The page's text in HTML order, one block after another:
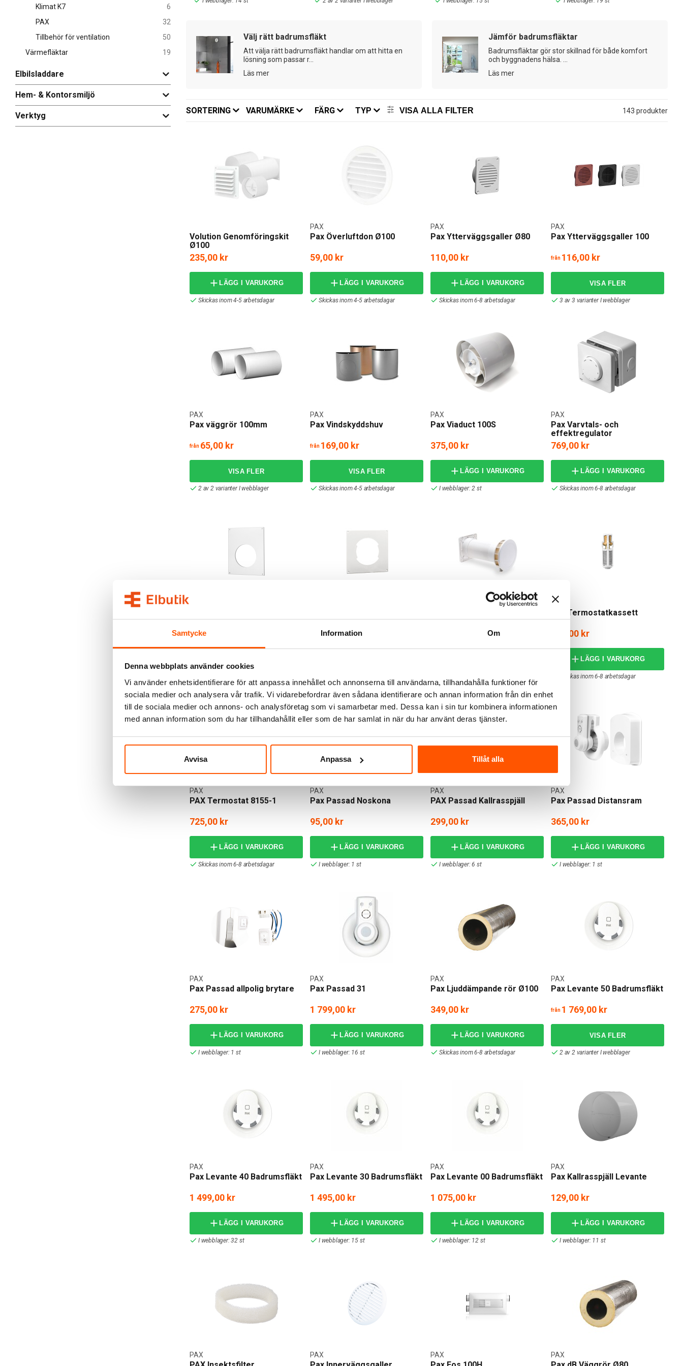
Samtycke Information Om
Denna webbplats använder cookies
Vi använder enhetsidentifierare för att anpassa innehållet och annonserna till användarna, tillhandahålla funktioner för
sociala medier och analysera vår trafik. Vi vidarebefordrar även sådana identifierare och annan information från din enhet
till de sociala medier och annons- och analysföretag som vi samarbetar med. Dessa kan i sin tur kombinera informationen
med annan information som du har tillhandahållit eller som de har samlat in när du har använt deras tjänster.
Avvisa Anpassa Tillåt alla
Klimat K7
6
PAX
32
Tillbehör för ventilation
50
Värmefläktar
19
Elbilsladdare
Hem- & Kontorsmiljö
Verktyg
Välj rätt badrumsfläkt
Att välja rätt badrumsfläkt handlar om att hitta en
lösning som passar r...
Läs mer
Jämför badrumsfläktar
Badrumsfläktar gör stor skillnad för både komfort
och byggnadens hälsa. ...
Läs mer
VARUMÄRKE FÄRG TYP VISA ALLA FILTER 143 produkter
SORTERING
Volution Genomföringskit
Ø100
235,00 kr
LÄGG I VARUKORG
Skickas inom 4-5 arbetsdagar
Pax Överluftdon Ø100
PAX
59,00 kr
LÄGG I VARUKORG
Skickas inom 4-5 arbetsdagar
Pax Ytterväggsgaller Ø80
PAX
110,00 kr
LÄGG I VARUKORG
Skickas inom 6-8 arbetsdagar
Pax Ytterväggsgaller 100
PAX
från 116,00 kr
3 av 3 varianter I webblager
Pax väggrör 100mm
PAX
från 65,00 kr
2 av 2 varianter I webblager
Pax Vindskyddshuv
PAX
från 169,00 kr
Skickas inom 4-5 arbetsdagar
Pax Viaduct 100S
PAX
375,00 kr
LÄGG I VARUKORG
I webblager: 2 st
Pax Varvtals- och
effektregulator
PAX
769,00 kr
LÄGG I VARUKORG
Skickas inom 6-8 arbetsdagar
135,00 kr 119,00 kr
Pax Termostatkassett
PAX
195,00 kr
LÄGG I VARUKORG
Skickas inom 6-8 arbetsdagar
PAX Termostat 8155-1
PAX
725,00 kr
LÄGG I VARUKORG
Skickas inom 6-8 arbetsdagar
Pax Passad Noskona
PAX
95,00 kr
LÄGG I VARUKORG
I webblager: 1 st
PAX Passad Kallrasspjäll
PAX
299,00 kr
LÄGG I VARUKORG
I webblager: 6 st
Pax Passad Distansram
PAX
365,00 kr
LÄGG I VARUKORG
I webblager: 1 st
Pax Passad allpolig brytare
PAX
275,00 kr
LÄGG I VARUKORG
I webblager: 1 st
Pax Passad 31
PAX
1 799,00 kr
LÄGG I VARUKORG
I webblager: 16 st
Pax Ljuddämpande rör Ø100
PAX
349,00 kr
LÄGG I VARUKORG
Skickas inom 6-8 arbetsdagar
Pax Levante 50 Badrumsfläkt
PAX
från 1 769,00 kr
2 av 2 varianter I webblager
Pax Levante 40 Badrumsfläkt
PAX
1 499,00 kr
LÄGG I VARUKORG
I webblager: 32 st
Pax Levante 30 Badrumsfläkt
PAX
1 495,00 kr
LÄGG I VARUKORG
I webblager: 15 st
Pax Levante 00 Badrumsfläkt
PAX
1 075,00 kr
LÄGG I VARUKORG
I webblager: 12 st
Pax Kallrasspjäll Levante
PAX
129,00 kr
LÄGG I VARUKORG
I webblager: 11 st
PAX PAX PAX PAX